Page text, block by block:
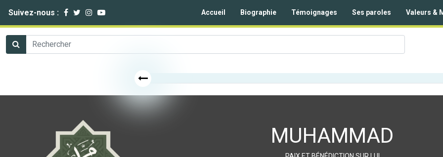
Suivez-nous : Accueil Biographie Témoignages Ses paroles Valeurs &
MUHAMMAD